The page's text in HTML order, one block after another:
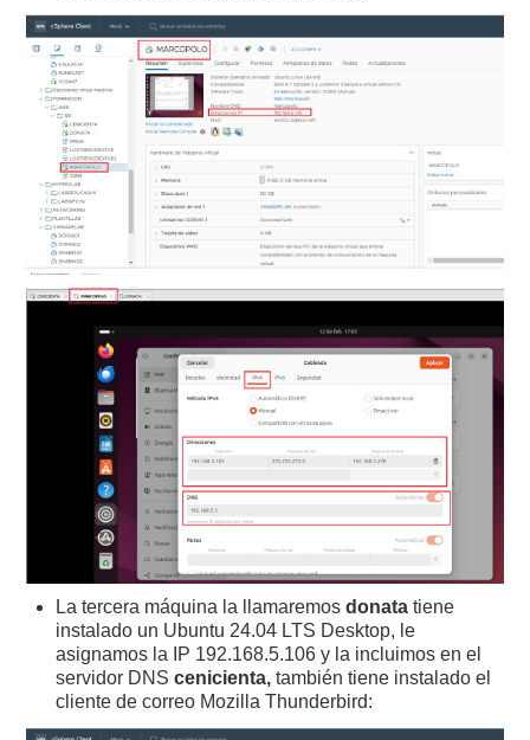
La tercera máquina la llamaremosdonata tiene
instalado un Ubuntu 24.04 LTS Desktop, le
asignamos la IP 192.168.5.106 y la incluimos en el
servidor DNScenicienta, también tiene instalado el
cliente de correo Mozilla Thunderbird: